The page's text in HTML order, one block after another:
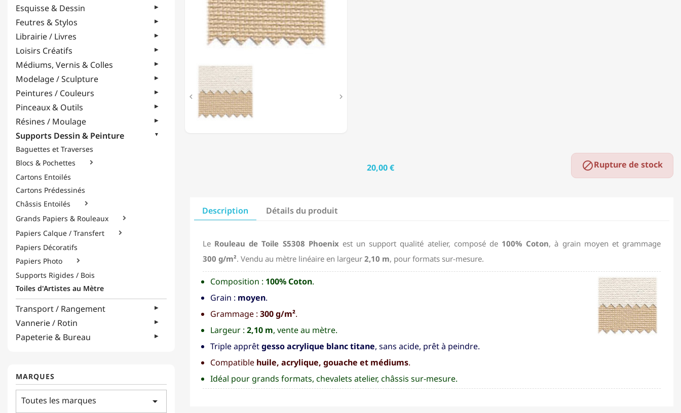
Esquisse & Dessin
Feutres & Stylos
Librairie / Livres
Loisirs Créatifs
Médiums, Vernis & Colles
Modelage / Sculpture
Peintures / Couleurs
Pinceaux & Outils
Résines / Moulage
Supports Dessin & Peinture
Baguettes et Traverses
Blocs & Pochettes

Cartons Entoilés
Cartons Prédessinés
Châssis Entoilés

Grands Papiers & Rouleaux 
Papiers Calque / Transfert 
Papiers Décoratifs
Papiers Photo

Supports Rigides / Bois
Toiles d'Artistes au Mètre
Transport / Rangement
Vannerie / Rotin
Papeterie & Bureau
MARQUES
Toutes les marques arrow_drop_down
GRAIN
MOYEN
2,10M
G/M²
 
20,00 € Rupture de stock
Description Détails du produit
Le Rouleau de Toile S5308 Phoenix est un support qualité atelier, composé de 100% Coton, à grain moyen et grammage
300 g/m². Vendu au mètre linéaire en largeur 2,10 m, pour formats sur-mesure.
Composition : 100% Coton.
Grain : moyen.
Grammage : 300 g/m².
Largeur : 2,10 m, vente au mètre.
Triple apprêtgesso acrylique blanc titane, sans acide, prêt à peindre.
Compatible huile, acrylique, gouache et médiums.
Idéal pour grands formats, chevalets atelier, châssis sur-mesure.